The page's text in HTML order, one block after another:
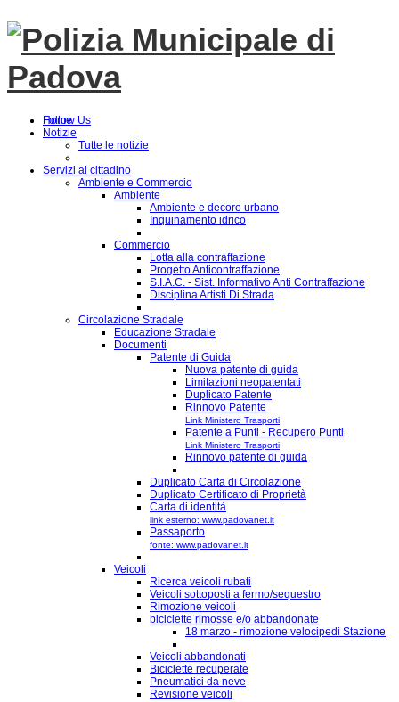
Follow Us
Home
Notizie
Tutte le notizie
Servizi al cittadino
Ambiente e Commercio
Ambiente
Ambiente e decoro urbano
Inquinamento idrico
Commercio
Lotta alla contraffazione
Progetto Anticontraffazione
S.I.A.C. - Sist. Informativo Anti Contraffazione
Disciplina Artisti Di Strada
Circolazione Stradale
Educazione Stradale
Documenti
Patente di Guida
Nuova patente di guida
Limitazioni neopatentati
Duplicato Patente
Rinnovo Patente
Link Ministero Trasporti
Patente a Punti - Recupero Punti
Link Ministero Trasporti
Rinnovo patente di guida
Duplicato Carta di Circolazione
Duplicato Certificato di Proprietà
Carta di identità
link esterno: www.padovanet.it
Passaporto
fonte: www.padovanet.it
Veicoli
Ricerca veicoli rubati
Veicoli sottoposti a fermo/sequestro
Rimozione veicoli
biciclette rimosse e/o abbandonate
18 marzo - rimozione velocipedi Stazione
Veicoli abbandonati
Biciclette recuperate
Pneumatici da neve
Revisione veicoli